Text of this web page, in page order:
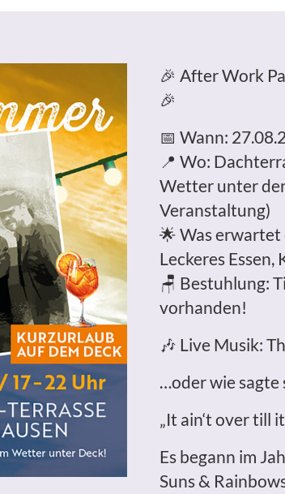
🎉 After Work
🎉
📅 Wann:
📍 Wo:
Wetter unter
Veranstaltung)
🌟 Was erwartet
Leckeres
🪑 Bestuhlung:
vorhanden!
🎶 Live Musik:
…oder wie sagte
„It ain‘t over till
Es begann im
Suns &